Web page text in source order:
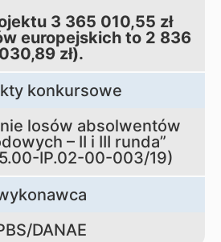
3 365 010,55 zł
europejskich to 2 836
030,89 zł).
konkursowe
losów absolwentów
– II i III runda”
IP.02-00-003/19)
DANAE